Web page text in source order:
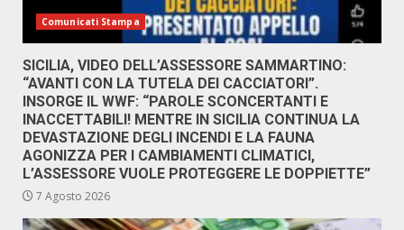
Comunicati Stampa
SICILIA, VIDEO DELL’ASSESSORE SAMMARTINO:
“AVANTI CON LA TUTELA DEI CACCIATORI”.
INSORGE IL WWF: “PAROLE SCONCERTANTI E
INACCETTABILI! MENTRE IN SICILIA CONTINUA LA
DEVASTAZIONE DEGLI INCENDI E LA FAUNA
AGONIZZA PER I CAMBIAMENTI CLIMATICI,
L’ASSESSORE VUOLE PROTEGGERE LE DOPPIETTE”
7 Agosto 2026